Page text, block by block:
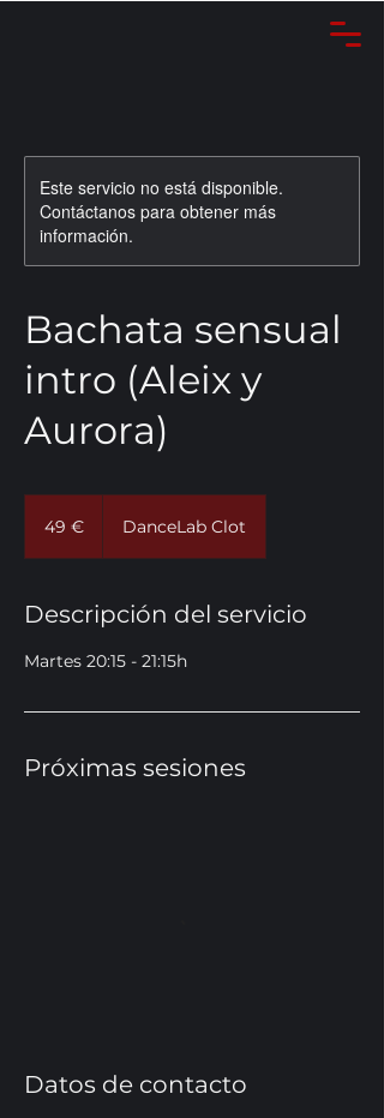
Este servicio no está disponible.
Contáctanos para obtener más
información.
Bachata sensual
intro (Aleix y
Aurora)
49 € DanceLab Clot
Descripción del servicio
Martes 20:15 - 21:15h
Próximas sesiones
Datos de contacto